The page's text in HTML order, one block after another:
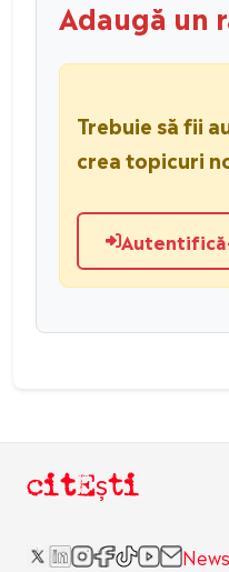
Adaugă un
Trebuie să fii
crea topicuri
citEști